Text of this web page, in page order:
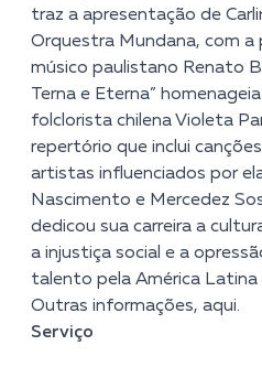
traz a apresentação de
Orquestra Mundana, com a
músico paulistano Renato
Terna e Eterna”
folclorista chilena Violeta
repertório que inclui
artistas influenciados por
Nascimento e Mercedez
dedicou sua carreira a
a injustiça social e a
talento pela América Latina
Outras informações, aqui.
Serviço